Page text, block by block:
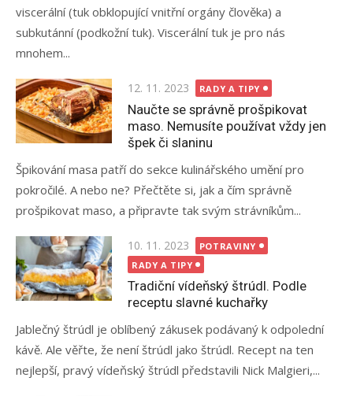
viscerální (tuk obklopující vnitřní orgány člověka) a
subkutánní (podkožní tuk). Viscerální tuk je pro nás
mnohem...
Posted
on
12. 11. 2023 RADY A TIPY
Naučte se správně prošpikovat
maso. Nemusíte používat vždy jen
špek či slaninu
Špikování masa patří do sekce kulinářského umění pro
pokročilé. A nebo ne? Přečtěte si, jak a čím správně
prošpikovat maso, a připravte tak svým strávníkům...
Posted
on
10. 11. 2023
POTRAVINY
RADY A TIPY
Tradiční vídeňský štrúdl. Podle
receptu slavné kuchařky
Jablečný štrúdl je oblíbený zákusek podávaný k odpolední
kávě. Ale věřte, že není štrúdl jako štrúdl. Recept na ten
nejlepší, pravý vídeňský štrúdl představili Nick Malgieri,...